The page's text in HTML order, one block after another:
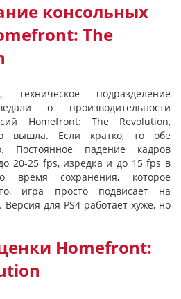
консольных
The
техническое подразделение
о производительности
Homefront: The Revolution,
вышла. Если кратко, то обе
Постоянное падение кадров
20-25 fps, изредка и до 15 fps в
время сохранения, которое
игра просто подвисает на
Версия для PS4 работает хуже, но
Homefront: